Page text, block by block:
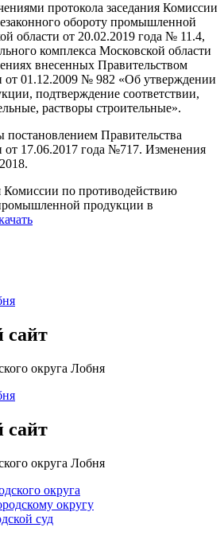
протокола заседания Комиссии
обороту промышленной
области от 20.02.2019 года № 11.4,
комплекса Московской области
внесенных Правительством
от 01.12.2009 № 982 «Об утверждении
подтверждение соответствии,
растворы строительные».
Правительства
от 17.06.2017 года №717. Изменения
по противодействию
продукции в
округа Лобня
округа Лобня
округа
округу
суд